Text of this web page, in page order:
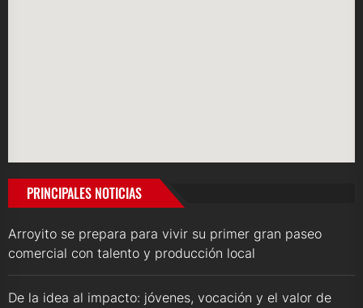
PRINCIPALES NOTICIAS
Arroyito se prepara para vivir su primer gran paseo
comercial con talento y producción local
De la idea al impacto: jóvenes, vocación y el valor de